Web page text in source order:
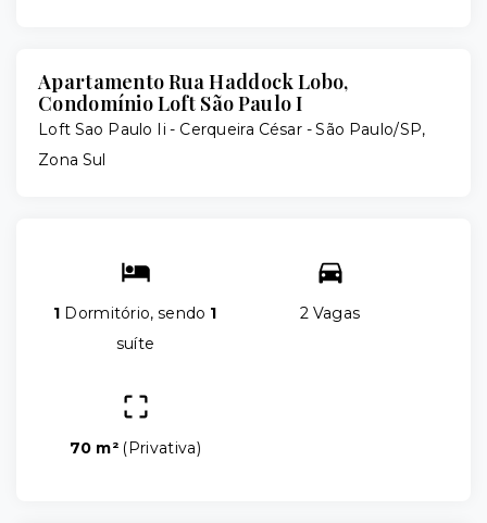
Apartamento Rua Haddock Lobo,
Condomínio Loft São Paulo I
Loft Sao Paulo Ii - Cerqueira César - São Paulo/SP,
Zona Sul
1 Dormitório, sendo 1
suíte
2 Vagas
70 m² (Privativa)